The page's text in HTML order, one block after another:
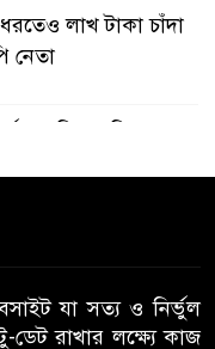
লাখ টাকা চাঁদা
নেতা
শুমারির দায়িত্বে
ঘেরাও
যা সত্য ও নির্ভুল
রাখার লক্ষ্যে কাজ